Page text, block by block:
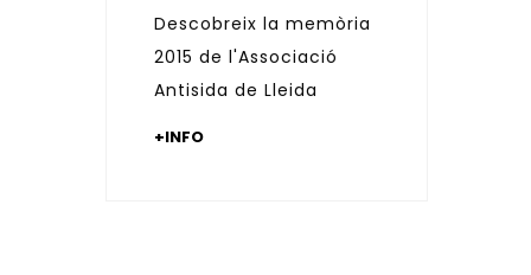
Descobreix la memòria
2015 de l'Associació
Antisida de Lleida
+INFO